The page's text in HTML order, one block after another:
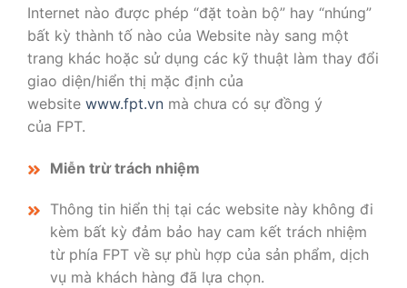
Internet nào được phép “đặt toàn bộ” hay “nhúng”
bất kỳ thành tố nào của Website này sang một
trang khác hoặc sử dụng các kỹ thuật làm thay đổi
giao diện/hiển thị mặc định của
website www.fpt.vn mà chưa có sự đồng ý
của FPT.
Miễn trừ trách nhiệm
Thông tin hiển thị tại các website này không đi
kèm bất kỳ đảm bảo hay cam kết trách nhiệm
từ phía FPT về sự phù hợp của sản phẩm, dịch
vụ mà khách hàng đã lựa chọn.